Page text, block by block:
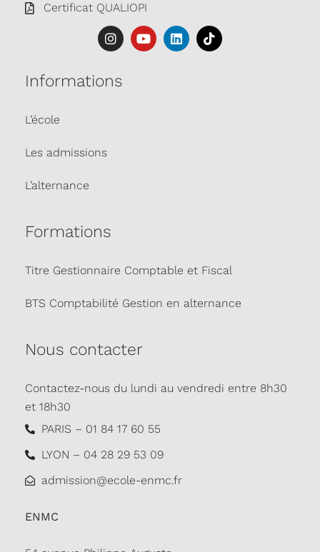
Certificat QUALIOPI
Informations
L’école
Les admissions
L’alternance
Formations
Titre Gestionnaire Comptable et Fiscal
BTS Comptabilité Gestion en alternance
Nous contacter
Contactez-nous du lundi au vendredi entre 8h30
et 18h30
PARIS – 01 84 17 60 55
LYON – 04 28 29 53 09
admission@ecole-enmc.fr
ENMC